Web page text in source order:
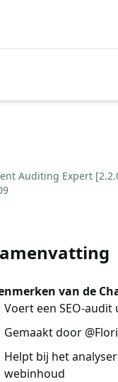
Auditing Expert
van de
Voert een SEO-audit
Gemaakt door
Helpt bij het
webinhoud